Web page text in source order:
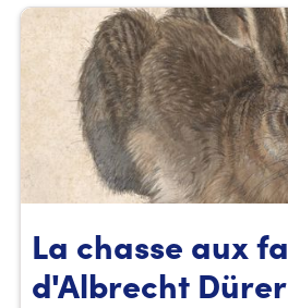
La chasse aux
d'Albrecht